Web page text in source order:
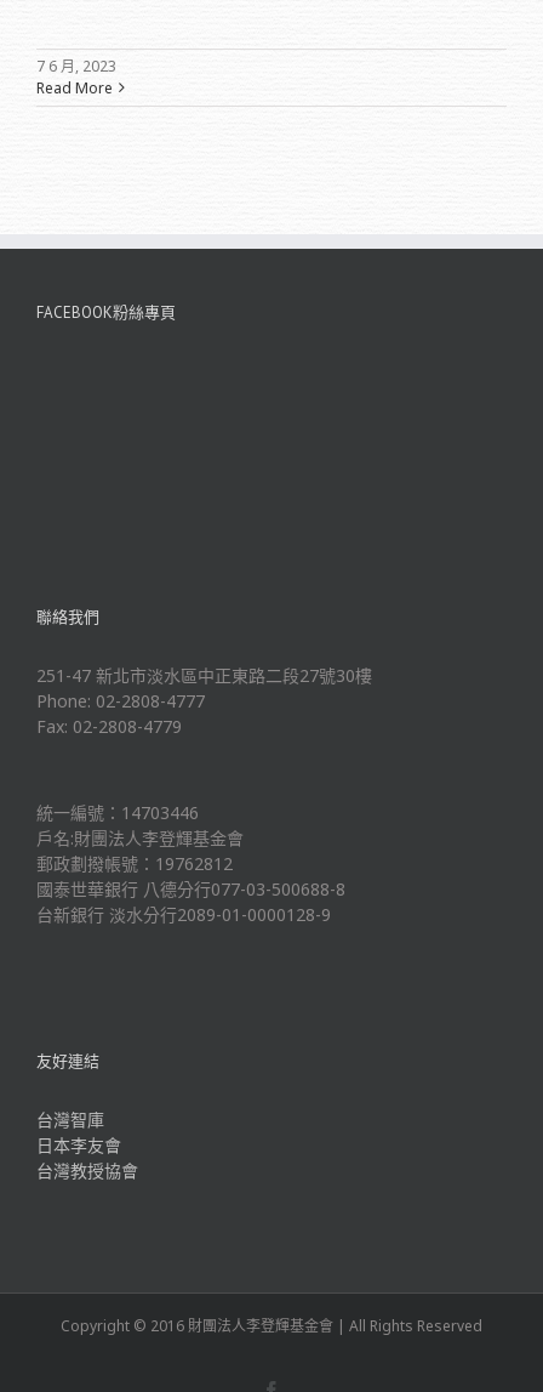
7 6 月, 2023
Read More
FACEBOOK粉絲專頁
聯絡我們
251-47 新北市淡水區中正東路二段27號30樓
Phone: 02-2808-4777
Fax: 02-2808-4779
統一編號：14703446
戶名:財團法人李登輝基金會
郵政劃撥帳號：19762812
國泰世華銀行 八德分行077-03-500688-8
台新銀行 淡水分行2089-01-0000128-9
友好連結
台灣智庫
日本李友會
台灣教授協會
Copyright © 2016 財團法人李登輝基金會 | All Rights Reserved